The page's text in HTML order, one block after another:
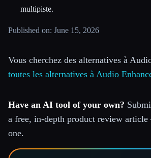
multipiste.
Published on: June 15, 2026
Vous cherchez des alternatives à
toutes les alternatives à Audio
Have an AI tool of your own?
a free, in-depth product review
one.